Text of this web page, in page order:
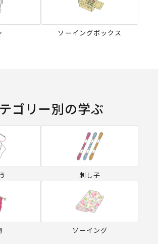
ソーイングボックス
ゴリー別の学ぶ
刺し子
ソーイング